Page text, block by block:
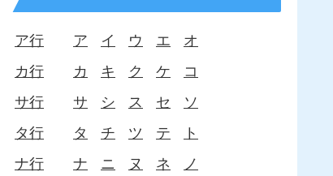
ア行 ア イ ウ エ
オ
カ行
カ キ ク ケ
コ
サ行
サ シ ス セ
ソ
タ行
タ チ ツ テ
ト
ナ行
ナ ニ ヌ ネ
ノ